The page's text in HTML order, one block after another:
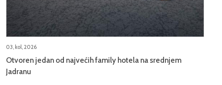
03, kol, 2026
Otvoren jedan od najvećih family hotela na srednjem
Jadranu